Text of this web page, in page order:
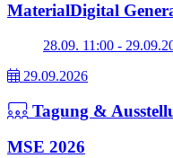
MaterialDigital
28.09. 11:00 -
29.09.2026
Tagung &
MSE 2026